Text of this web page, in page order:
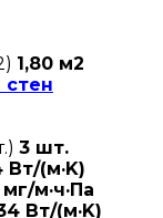
1,80 м2
стен
3 шт.
Вт/(м·K)
м·ч·Па
Вт/(м·K)